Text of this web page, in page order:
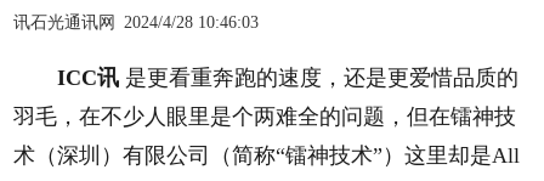
讯石光通讯网 2024/4/28 10:46:03
ICC讯 是更看重奔跑的速度，还是更爱惜品质的
羽毛，在不少人眼里是个两难全的问题，但在镭神技
术（深圳）有限公司（简称“镭神技术”）这里却是All